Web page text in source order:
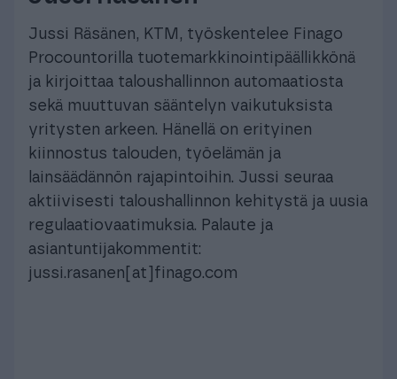
Jussi Räsänen, KTM, työskentelee Finago
Procountorilla tuotemarkkinointipäällikkönä
ja kirjoittaa taloushallinnon automaatiosta
sekä muuttuvan sääntelyn vaikutuksista
yritysten arkeen. Hänellä on erityinen
kiinnostus talouden, työelämän ja
lainsäädännön rajapintoihin. Jussi seuraa
aktiivisesti taloushallinnon kehitystä ja uusia
regulaatiovaatimuksia. Palaute ja
asiantuntijakommentit:
jussi.rasanen[at]finago.com